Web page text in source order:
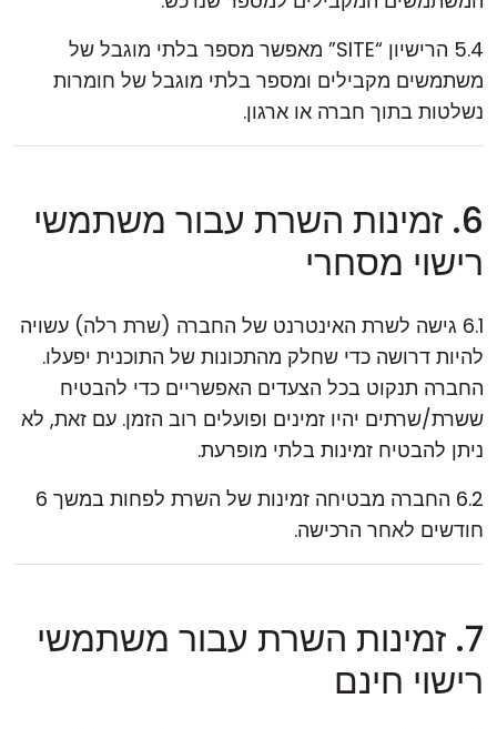
5.4 הרישיון “SITE” מאפשר מספר בלתי מוגבל של
משתמשים מקבילים ומספר בלתי מוגבל של חומרות
נשלטות בתוך חברה או ארגון.
6. זמינות השרת עבור משתמשי
רישוי מסחרי
6.1 גישה לשרת האינטרנט של החברה (שרת רלה) עשויה
להיות דרושה כדי שחלק מהתכונות של התוכנית יפעלו.
החברה תנקוט בכל הצעדים האפשריים כדי להבטיח
ששרת/שרתים יהיו זמינים ופועלים רוב הזמן. עם זאת, לא
ניתן להבטיח זמינות בלתי מופרעת.
6.2 החברה מבטיחה זמינות של השרת לפחות במשך 6
חודשים לאחר הרכישה.
7. זמינות השרת עבור משתמשי
רישוי חינם